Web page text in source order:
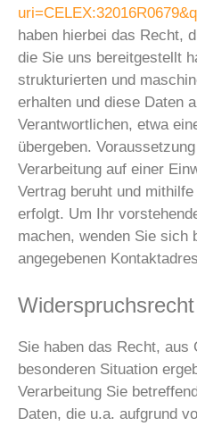
haben hierbei das Recht,
die Sie uns bereitgestellt
strukturierten und
erhalten und diese Daten
Verantwortlichen, etwa
übergeben.
Verarbeitung auf einer
Vertrag beruht und
erfolgt. Um Ihr
machen, wenden Sie sich
angegebenen
Widerspruchsrecht
Sie haben das Recht,
besonderen Situation
Verarbeitung Sie
Daten, die u.a. aufgrund